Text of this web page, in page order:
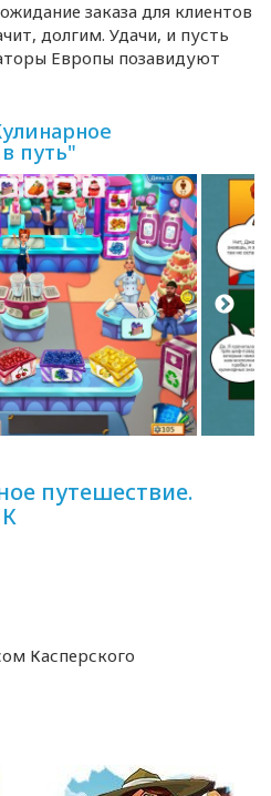
заказа для клиентов
долгим. Удачи, и пусть
Европы позавидуют
путь"
путешествие.
Касперского